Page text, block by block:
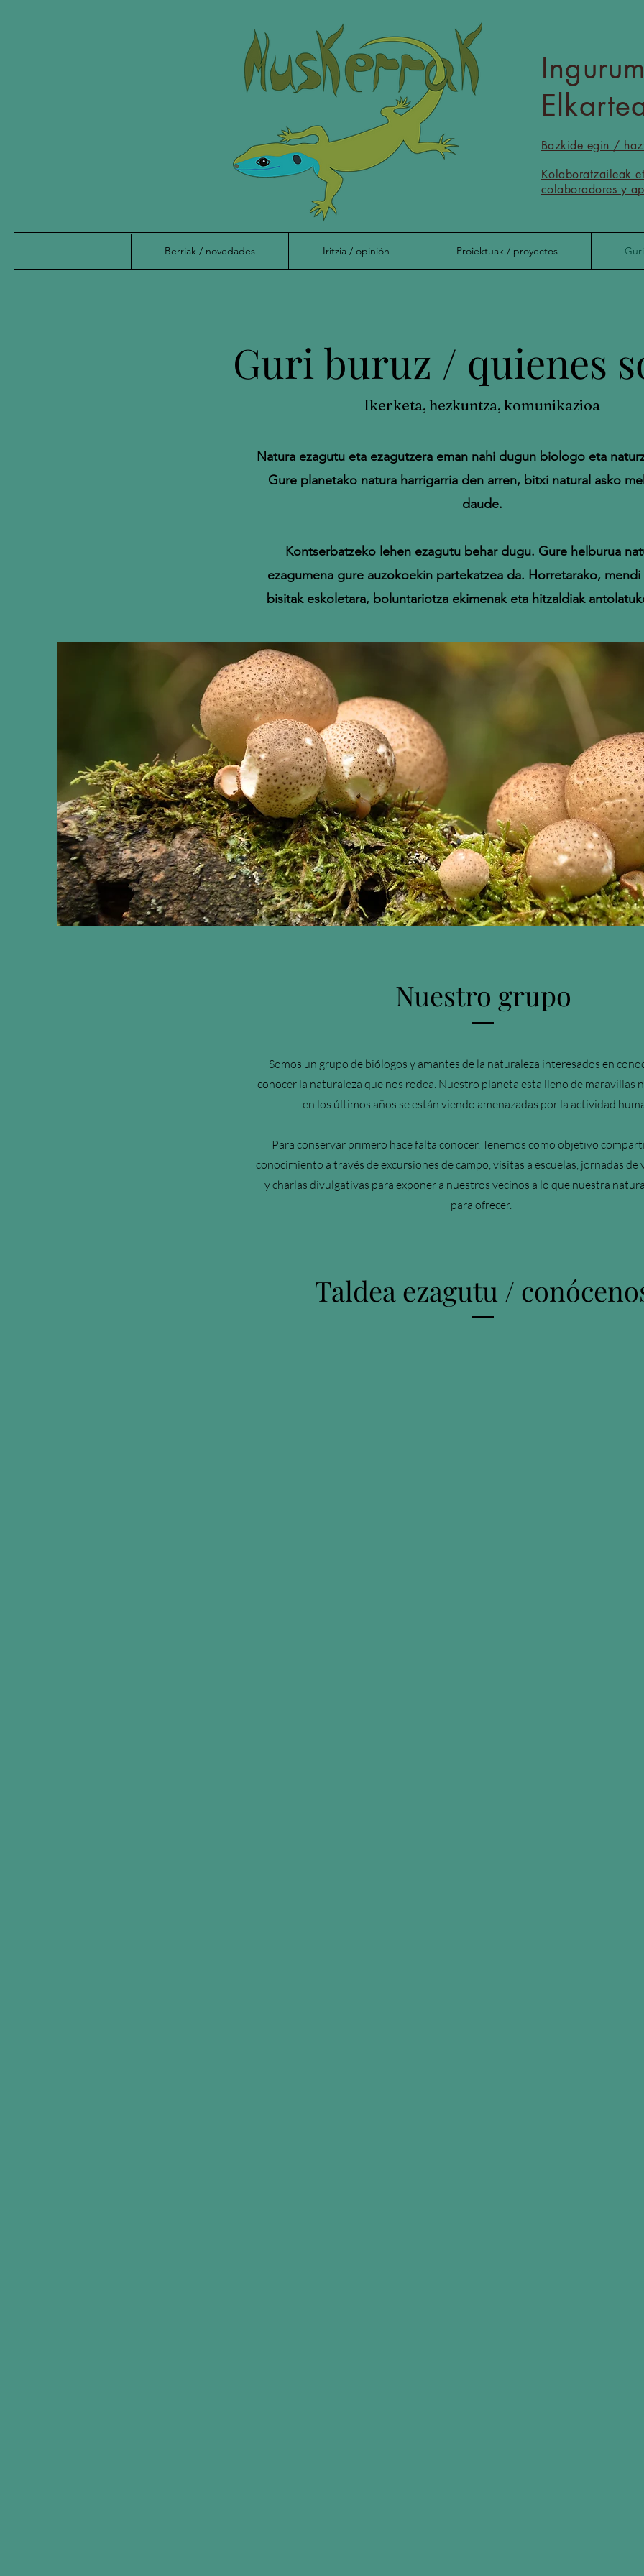
Bazkide egin /
Kolaboratzaileak
colaboradores y
Berriak / novedades Iritzia / opinión Proiektuak / proyectos
Guri buruz / quienes
Ikerketa, hezkuntza, komunikazioa
Natura ezagutu eta ezagutzera eman nahi dugun biologo eta
Gure planetako natura harrigarria den arren, bitxi natural asko
daude.
Kontserbatzeko lehen ezagutu behar dugu. Gure helburua
ezagumena gure auzokoekin partekatzea da. Horretarako,
bisitak eskoletara, boluntariotza ekimenak eta hitzaldiak
Nuestro grupo
Somos un grupo de biólogos y amantes de la naturaleza interesados en
conocer la naturaleza que nos rodea. Nuestro planeta esta lleno de maravillas
en los últimos años se están viendo amenazadas por la actividad
Para conservar primero hace falta conocer. Tenemos como objetivo
conocimiento a través de excursiones de campo, visitas a escuelas, jornadas
y charlas divulgativas para exponer a nuestros vecinos a lo que nuestra
para ofrecer.
Taldea ezagutu /